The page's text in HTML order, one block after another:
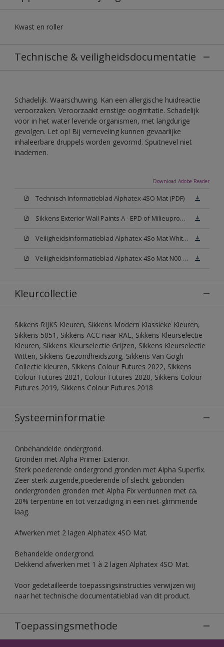
Kwast en roller
Technische & veiligheidsdocumentatie
Schadelijk. Waarschuwing. Kan een allergische huidreactie
veroorzaken. Veroorzaakt ernstige oogirritatie. Schadelijk
voor in het water levende organismen, met langdurige
gevolgen. Let op! Bij verneveling kunnen gevaarlijke
inhaleerbare druppels worden gevormd. Spuitnevel niet
inademen.
Download Adobe Reader
Technisch Informatieblad Alphatex 4SO Mat (PDF)
Sikkens Exterior Wall Paints A - EPD of Milieuproductverklaring
Veiligheidsinformatieblad Alphatex 4So Mat White W05 (MSDS)
Veiligheidsinformatieblad Alphatex 4So Mat N00 (MSDS)
Kleurcollectie
Sikkens RIJKS Kleuren, Sikkens Modern Klassieke Kleuren,
Sikkens 5051, Sikkens ACC naar RAL, Sikkens Kleurselectie
Kleuren, Sikkens Kleurselectie Grijzen, Sikkens Kleurselectie
Witten, Sikkens Gezondheidszorg, Sikkens Van Gogh
Collectie kleuren, Sikkens Colour Futures 2022, Sikkens
Colour Futures 2021, Colour Futures 2020, Sikkens Colour
Futures 2019, Sikkens Colour Futures 2018
Systeeminformatie
Onbehandelde ondergrond.
Gronden met Alpha Primer Exterior.
Sterk poederende ondergrond gronden met Alpha Superfix.
Zeer sterk zuigende,poederende of slecht gebonden
ondergronden gronden met Alpha Fix verdunnen met ca.
20% terpentine en tot verzadiging in een niet-glimmende
laag.
Afwerken met 2 lagen Alphatex 4SO Mat.
Behandelde ondergrond.
Dekkend afwerken met 1 à 2 lagen Alphatex 4SO Mat.
Voor gedetailleerde toepassingsinstructies verwijzen wij
naar het technische documentatieblad van dit product.
Toepassingsmethode